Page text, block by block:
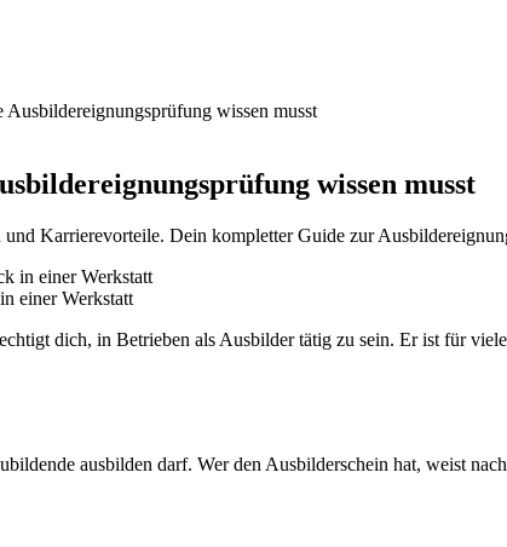
wissen musst
wissen musst
Karrierevorteile. Dein kompletter Guide zur
einer Werkstatt
dich, in Betrieben als Ausbilder tätig zu sein. Er ist für
ausbilden darf. Wer den Ausbilderschein hat, weist